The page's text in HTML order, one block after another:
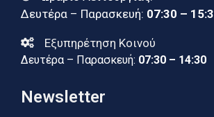
Δευτέρα – Παρασκευή: 07:30 –
Εξυπηρέτηση Κοινού
Δευτέρα – Παρασκευή: 07:30 – 14:30
Newsletter